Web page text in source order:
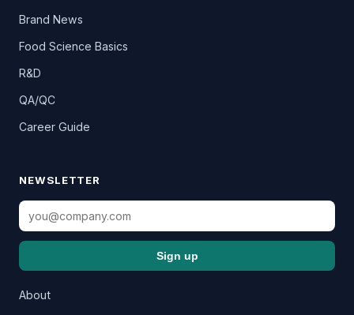
Brand News
Food Science Basics
R&D
QA/QC
Career Guide
NEWSLETTER
Sign up
About